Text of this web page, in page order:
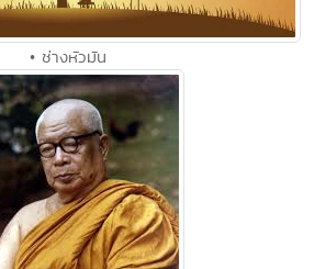
• ช่างหัวมัน